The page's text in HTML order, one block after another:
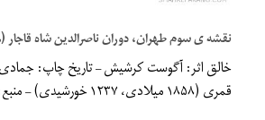
نقشه ی سوم طهران، دوران ناصرالدین شاه قاجار (۱۸۵۸ میلادی)
قمری (۱۸۵۸ میلادی، ۱۲۳۷ خورشیدی) – منبع: